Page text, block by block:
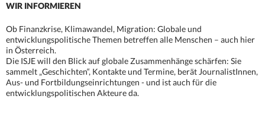
WIR INFORMIEREN
Ob Finanzkrise, Klimawandel, Migration: Globale und
entwicklungspolitische Themen betreffen alle Menschen – auch hier
in Österreich.
Die ISJE will den Blick auf globale Zusammenhänge schärfen: Sie
sammelt „Geschichten“, Kontakte und Termine, berät JournalistInnen,
Aus- und Fortbildungseinrichtungen - und ist auch für die
entwicklungspolitischen Akteure da.